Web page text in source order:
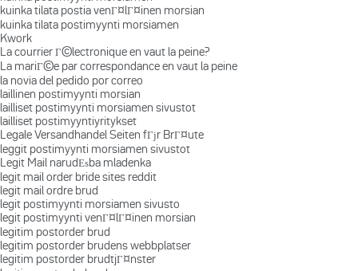
kuinka tilata postia venГ¤lГ¤inen morsian
kuinka tilata postimyynti morsiamen
Kwork
La courrier Г©lectronique en vaut la peine?
La mariГ©e par correspondance en vaut la peine
la novia del pedido por correo
laillinen postimyynti morsian
lailliset postimyynti morsiamen sivustot
lailliset postimyyntiyritykset
Legale Versandhandel Seiten fГјr BrГ¤ute
leggit postimyynti morsiamen sivustot
Legit Mail narudЕѕba mladenka
legit mail order bride sites reddit
legit mail ordre brud
legit postimyynti morsiamen sivusto
legit postimyynti venГ¤lГ¤inen morsian
legitim postorder brud
legitim postorder brudens webbplatser
legitim postorder brudtjГ¤nster